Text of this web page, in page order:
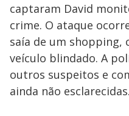
captaram David
crime. O ataque
saía de um shopping,
veículo blindado. A
outros suspeitos e
ainda não esclarecidas.